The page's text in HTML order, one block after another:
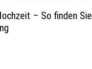
– So finden